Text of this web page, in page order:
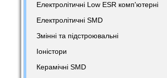
Електролітичні Low ESR комп'ютерні
Електролітичні SMD
Змінні та підстроювальні
Іоністори
Керамічні SMD